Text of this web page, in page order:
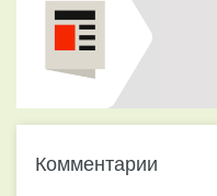
Комментарии